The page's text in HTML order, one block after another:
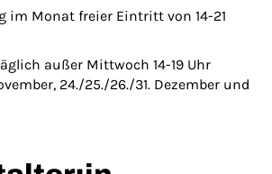
im Monat freier Eintritt von 14-21
außer Mittwoch 14-19 Uhr
24./25./26./31. Dezember und